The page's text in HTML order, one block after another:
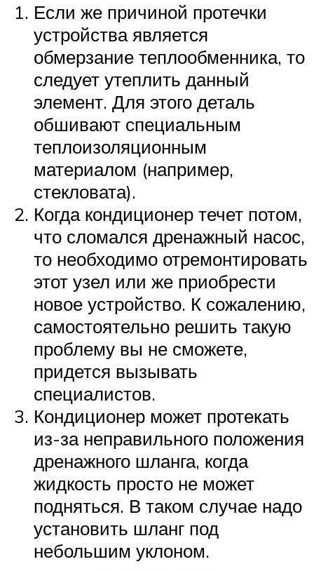
Если же причиной протечки
устройства является
обмерзание теплообменника, то
следует утеплить данный
элемент. Для этого деталь
обшивают специальным
теплоизоляционным
материалом (например,
стекловата).
Когда кондиционер течет потом,
что сломался дренажный насос,
то необходимо отремонтировать
этот узел или же приобрести
новое устройство. К сожалению,
самостоятельно решить такую
проблему вы не сможете,
придется вызывать
специалистов.
Кондиционер может протекать
из-за неправильного положения
дренажного шланга, когда
жидкость просто не может
подняться. В таком случае надо
установить шланг под
небольшим уклоном.